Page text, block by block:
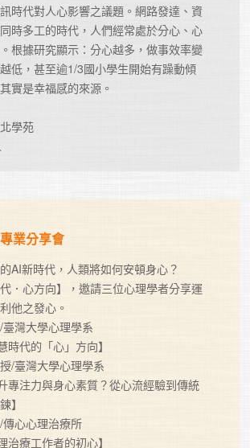
時代對人心影響之議題。網路發達、資
時多工的時代，人們經常處於分心、心
根據研究顯示：分心越多，做事效率變
低，甚至逾1/3國小學生開始有躁動傾
實是幸福感的來源。
學苑
業分享會
AI新時代，人類將如何安頓身心？
．心方向】，邀請三位心理學者分享運
他之發心。
臺灣大學心理學系
/臺灣大學心理學系
】
傳心心理治療所